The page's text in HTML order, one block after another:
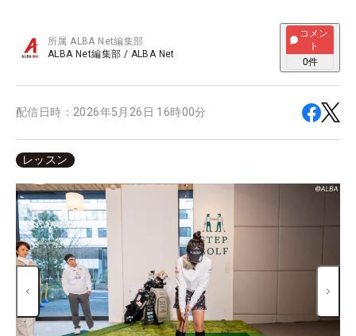
所属ALBA Net編集部
ALBA Net編集部 / ALBA Net
コメン
ト
0件
配信日時： 2026年5月26日 16時00分
レッスン